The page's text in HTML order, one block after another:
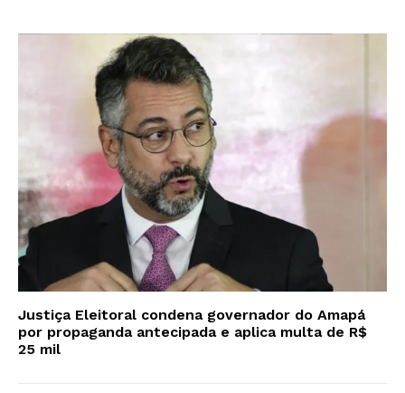
Justiça Eleitoral condena governador do Amapá
por propaganda antecipada e aplica multa de R$
25 mil